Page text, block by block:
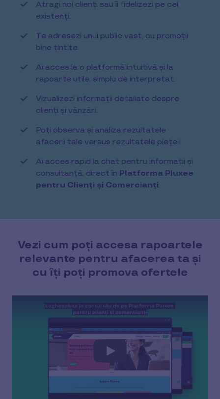
Atragi noi clienți sau îi fidelizezi pe cei
existenți.
Te adresezi unui public vast, cu promoții
bine țintite.
Ai acces la o platformă intuitivă și la
rapoarte utile, simplu de interpretat.
Vizualizezi informații detaliate despre
clienți și vânzări.
Poți observa și analiza rezultatele
afacerii tale versus rezultatele pieței.
Ai acces rapid la chat pentru informații și
consultanță, direct în Platforma Pluxee
pentru Clienți și Comercianți.
Vezi cum poți accesa rapoartele
relevante pentru afacerea ta și
cu îți poți promova ofertele
Play